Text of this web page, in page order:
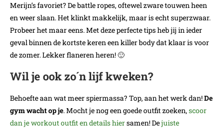
Merijn’s favoriet? De battle ropes, oftewel zware touwen heen
en weer slaan. Het klinkt makkelijk, maar is echt superzwaar.
Probeer het maar eens. Met deze perfecte tips heb jij in ieder
geval binnen de kortste keren een killer body dat klaar is voor
de zomer. Lekker flaneren heren! 🙂
Wil je ook zo´n lijf kweken?
Behoefte aan wat meer spiermassa? Top, aan het werk dan!De
gym wacht op je. Mocht je nog een goede outfit zoeken,scoor
dan je workout outfit en details hiersamen! Dejuiste